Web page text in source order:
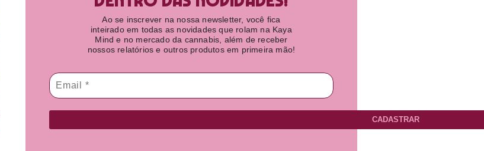
Ao se inscrever na nossa newsletter, você fica
inteirado em todas as novidades que rolam na Kaya
Mind e no mercado da cannabis, além de receber
nossos relatórios e outros produtos em primeira mão!
CADASTRAR